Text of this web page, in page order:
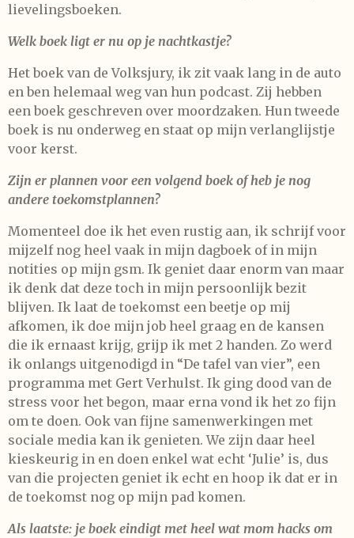
lievelingsboeken.
Welk boek ligt er nu op je nachtkastje?
Het boek van de Volksjury, ik zit vaak lang in de auto
en ben helemaal weg van hun podcast. Zij hebben
een boek geschreven over moordzaken. Hun tweede
boek is nu onderweg en staat op mijn verlanglijstje
voor kerst.
Zijn er plannen voor een volgend boek of heb je nog
andere toekomstplannen?
Momenteel doe ik het even rustig aan, ik schrijf voor
mijzelf nog heel vaak in mijn dagboek of in mijn
notities op mijn gsm. Ik geniet daar enorm van maar
ik denk dat deze toch in mijn persoonlijk bezit
blijven. Ik laat de toekomst een beetje op mij
afkomen, ik doe mijn job heel graag en de kansen
die ik ernaast krijg, grijp ik met 2 handen. Zo werd
ik onlangs uitgenodigd in “De tafel van vier”, een
programma met Gert Verhulst. Ik ging dood van de
stress voor het begon, maar erna vond ik het zo fijn
om te doen. Ook van fijne samenwerkingen met
sociale media kan ik genieten. We zijn daar heel
kieskeurig in en doen enkel wat echt ‘Julie’ is, dus
van die projecten geniet ik echt en hoop ik dat er in
de toekomst nog op mijn pad komen.
Als laatste: je boek eindigt met heel wat mom hacks om